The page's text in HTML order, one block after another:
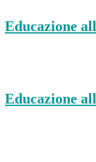
Educazione
Educazione